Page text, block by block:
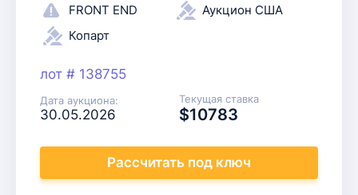
FRONT END
Аукцион США
Копарт
лот # 138755
Дата аукциона:
30.05.2026
Текущая ставка
$10783
Рассчитать под ключ